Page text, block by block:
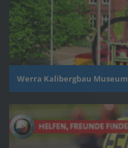
Werra Kalibergbau Museum